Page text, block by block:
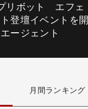
リボット エフェ
登壇イベントを開
ージェント
月間ランキング